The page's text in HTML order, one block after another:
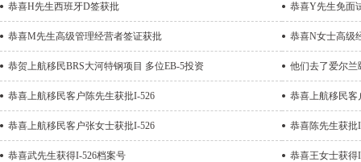
恭喜H先生西班牙D签获批 恭喜Y先生免面
恭喜M先生高级管理经营者签证获批 恭喜N女士高级
恭贺上航移民BRS大河特钢项目 多位EB-5投资 他们去了爱尔兰
恭喜上航移民客户陈先生获批I-526 恭喜上航移民客
恭喜上航移民客户张女士获批I-526 恭喜陈先生获批
恭喜武先生获得I-526档案号 恭喜王女士获得